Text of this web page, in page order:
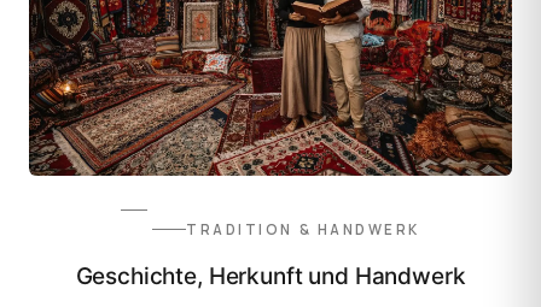
TRADITION & HANDWERK
Geschichte, Herkunft und Handwerk